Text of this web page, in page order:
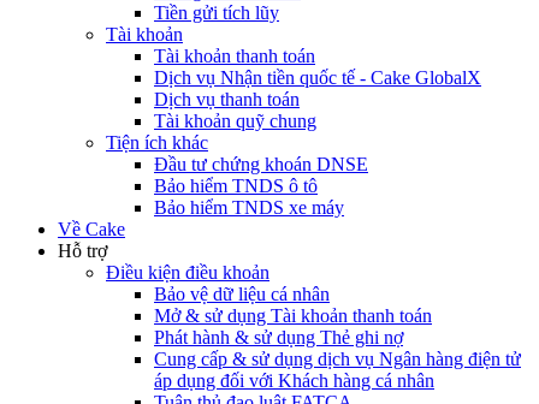
Tiền gửi tích lũy
Tài khoản
Tài khoản thanh toán
Dịch vụ Nhận tiền quốc tế - Cake GlobalX
Dịch vụ thanh toán
Tài khoản quỹ chung
Tiện ích khác
Đầu tư chứng khoán DNSE
Bảo hiểm TNDS ô tô
Bảo hiểm TNDS xe máy
Về Cake
Hỗ trợ
Điều kiện điều khoản
Bảo vệ dữ liệu cá nhân
Mở & sử dụng Tài khoản thanh toán
Phát hành & sử dụng Thẻ ghi nợ
Cung cấp & sử dụng dịch vụ Ngân hàng điện tử
áp dụng đối với Khách hàng cá nhân